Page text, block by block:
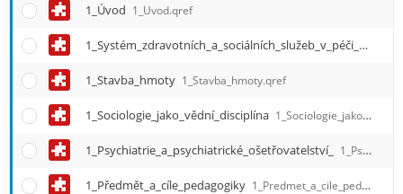
1_Úvod 1_Uvod.qref
1_Systém_zdravotních_a_sociálních_služeb_v_péči_o_seniory_v_České_republice
1_Stavba_hmoty 1_Stavba_hmoty.qref
1_Sociologie_jako_vědní_disciplína 1_Sociologie_jako_vedni_disciplina.qref
1_Psychiatrie_a_psychiatrické_ošetřovatelství_ 1_Psychiatrie_a_psychiatricke_osetrovatelstvi_.qref
1_Předmět_a_cíle_pedagogiky 1_Predmet_a_cile_pedagogiky.qref